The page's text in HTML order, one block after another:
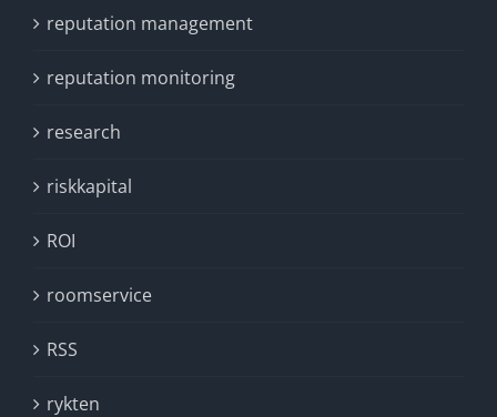
reputation management
reputation monitoring
research
riskkapital
ROI
roomservice
RSS
rykten